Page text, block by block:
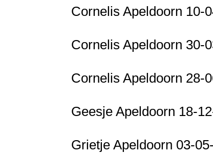
Cornelis Apeldoorn 10-
Cornelis Apeldoorn 30-
Cornelis Apeldoorn 28-
Geesje Apeldoorn 18-
Grietje Apeldoorn 03-